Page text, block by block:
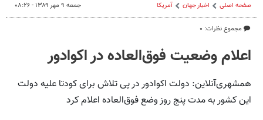
صفحه اصلی اخبار جهان آمریکا
مجموع نظرات: ۰
جمعه ۹ مهر ۱۳۸۹ - ۰۸:۲۶
اعلام وضعیت فوق‌العاده در اکوادور
همشهری‌آنلاین: دولت اکوادور در پی تلاش برای کودتا علیه دولت
این کشور به مدت پنج روز وضع فوق‌العاده اعلام کرد